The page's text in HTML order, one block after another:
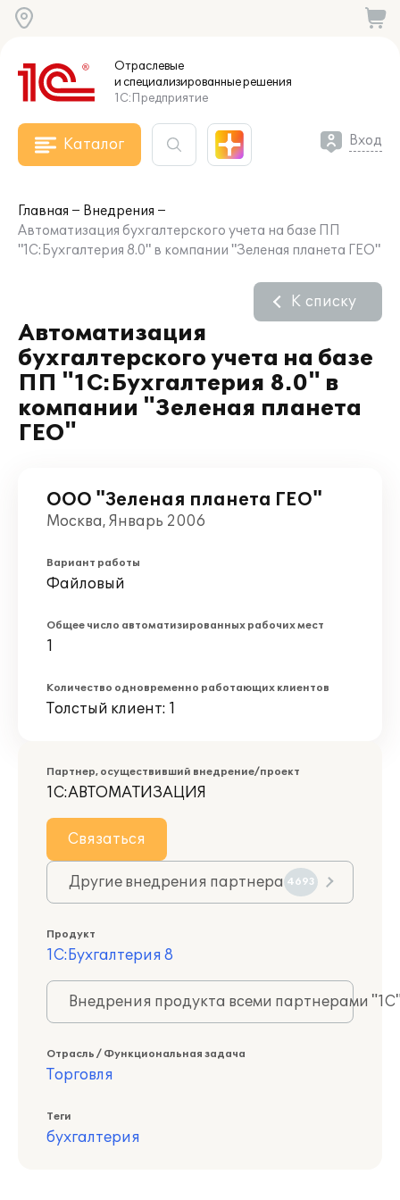
Отраслевые
и специализированныерешения
1С:Предприятие
Каталог Вход
Главная
Внедрения
Автоматизация бухгалтерского учета на базе ПП
"1С:Бухгалтерия 8.0" в компании "Зеленая планета ГЕО"
Автоматизация
бухгалтерского учета на базе
ПП "1С:Бухгалтерия 8.0" в
компании "Зеленая планета
ГЕО"
К списку
ООО "Зеленая планета ГЕО"
Москва, Январь 2006
Вариант работы
Файловый
Общее число автоматизированных рабочих мест
1
Количество одновременно работающих клиентов
Толстый клиент: 1
Партнер, осуществивший внедрение/проект
1С:АВТОМАТИЗАЦИЯ
Связаться
Другие внедрения партнера 4693
Продукт
1С:Бухгалтерия 8
Внедрения продукта всеми партнерами
Отрасль / Функциональная задача
Торговля
Теги
бухгалтерия